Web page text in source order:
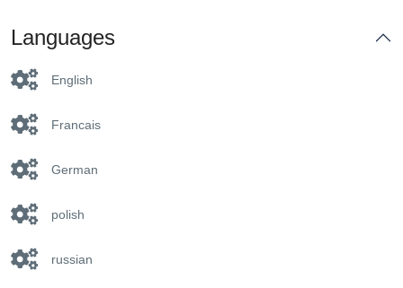
Languages
English
Francais
German
polish
russian